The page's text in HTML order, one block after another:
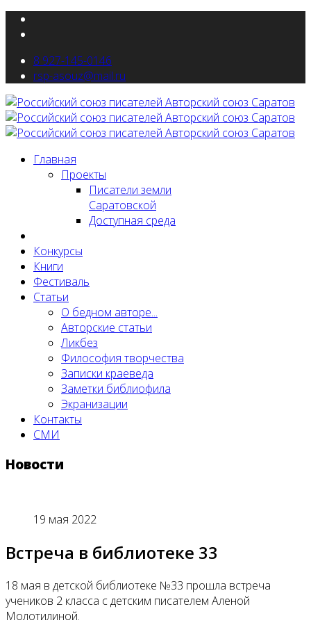
8 927-145-0146
rsp-asouz@mail.ru
Главная
Проекты
Писатели земли
Саратовской
Доступная среда
Конкурсы
Книги
Фестиваль
Статьи
О бедном авторе...
Авторские статьи
Ликбез
Философия творчества
Записки краеведа
Заметки библиофила
Экранизации
Контакты
СМИ
Новости
19 мая 2022
Встреча в библиотеке 33
18 мая в детской библиотеке №33 прошла встреча
учеников 2 класса с детским писателем Аленой
Молотилиной.